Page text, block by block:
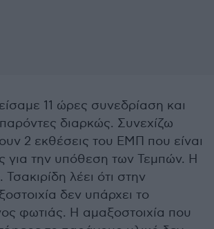
11 ώρες συνεδρίαση και
διαρκώς. Συνεχίζω
2 εκθέσεις του ΕΜΠ που είναι
για την υπόθεση των Τεμπών. Η
λέει ότι στην
δεν υπάρχει το
φωτιάς. Η αμαξοστοιχία που